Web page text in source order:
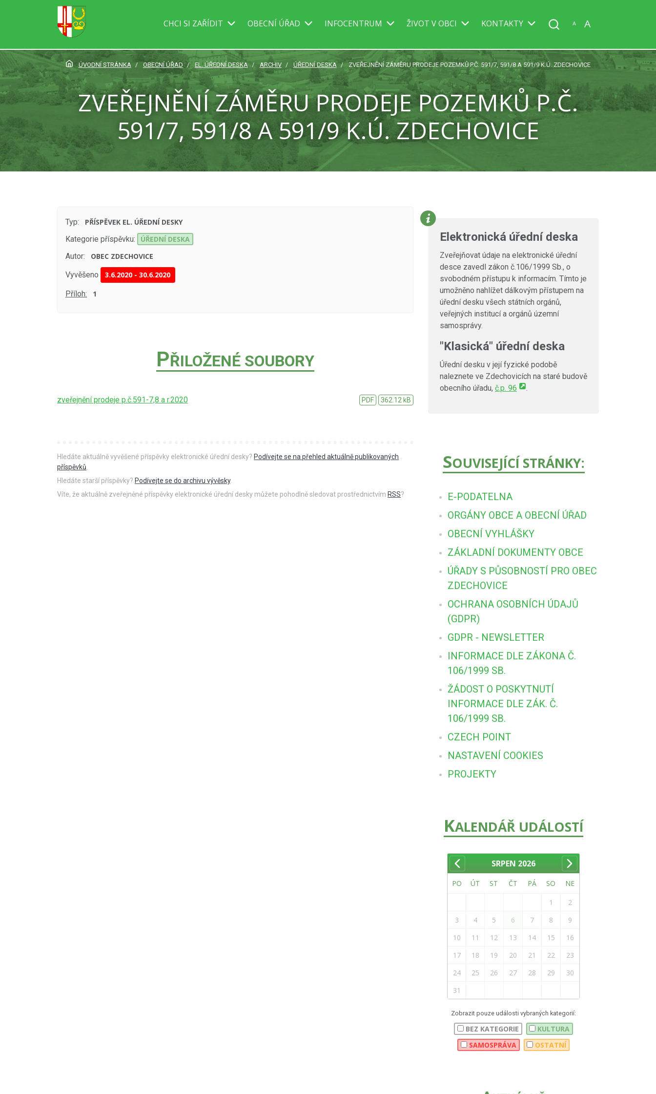
CHCI SI ZAŘÍDIT OBECNÍ ÚŘAD INFOCENTRUM ŽIVOT V OBCI KONTAKTY A A
ÚVODNÍ STRÁNKA OBECNÍ ÚŘAD EL. ÚŘEDNÍ DESKA ARCHIV ÚŘEDNÍ DESKA ZVEŘEJNĚNÍ ZÁMĚRU PRODEJE POZEMKŮ P.Č. 591/7, 591/8 A 591/9 K.Ú. ZDECHOVICE
ZVEŘEJNĚNÍ ZÁMĚRU PRODEJE POZEMKŮ P.Č.
591/7, 591/8 A 591/9 K.Ú. ZDECHOVICE
Typ:
PŘÍSPĚVEK EL. ÚŘEDNÍ DESKY
Kategorie příspěvku:
ÚŘEDNÍ DESKA
Autor:
OBEC ZDECHOVICE
Vyvěšeno 3.6.2020 -30.6.2020
Příloh: 1
PŘILOŽENÉ SOUBORY
zveřejnění prodeje p.č.591-7,8 a r.2020 PDF 362.12 kB
Hledáte aktuálně vyvěšené příspěvky elektronické úřední desky? Podívejte se na přehled aktuálně publikovaných
příspěvků
Hledáte starší příspěvky? Podívejte se do archivu vývěsky.
Víte, že aktuálně zveřejněné příspěvky elektronické úřední desky můžete pohodlně sledovat prostřednictvím RSS?
Elektronická úřední deska
Zveřejňovat údaje na elektronické úřední
desce zavedl zákon č.106/1999 Sb., o
svobodném přístupu k informacím. Tímto je
umožněno nahlížet dálkovým přístupem na
úřední desku všech státních orgánů,
veřejných institucí a orgánů územní
samosprávy.
"Klasická" úřední deska
Úřední desku v její fyzické podobě
naleznete ve Zdechovicích na staré budově
obecního úřadu, č.p. 96 .
SOUVISEJÍCÍ STRÁNKY:
E-PODATELNA
ORGÁNY OBCE A OBECNÍ ÚŘAD
OBECNÍ VYHLÁŠKY
ZÁKLADNÍ DOKUMENTY OBCE
ÚŘADY S PŮSOBNOSTÍ PRO OBEC
ZDECHOVICE
OCHRANA OSOBNÍCH ÚDAJŮ
(GDPR)
GDPR - NEWSLETTER
INFORMACE DLE ZÁKONA Č.
106/1999 SB.
ŽÁDOST O POSKYTNUTÍ
INFORMACE DLE ZÁK. Č.
106/1999 SB.
CZECH POINT
NASTAVENÍ COOKIES
PROJEKTY
KALENDÁŘ UDÁLOSTÍ
SRPEN 2026
PO ÚT ST ČT PÁ SO NE
1
2
3
4 5 6 7 8
9
10
11 12 13 14 15
16
17
18 19 20 21 22
23
24
25 26 27 28 29
30
31
Zobrazit pouze události vybraných kategorií:
BEZ KATEGORIE
KULTURA
SAMOSPRÁVA
OSTATNÍ